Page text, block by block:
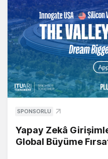
SPONSORLU
Yapay Zekâ
Global Büyüme